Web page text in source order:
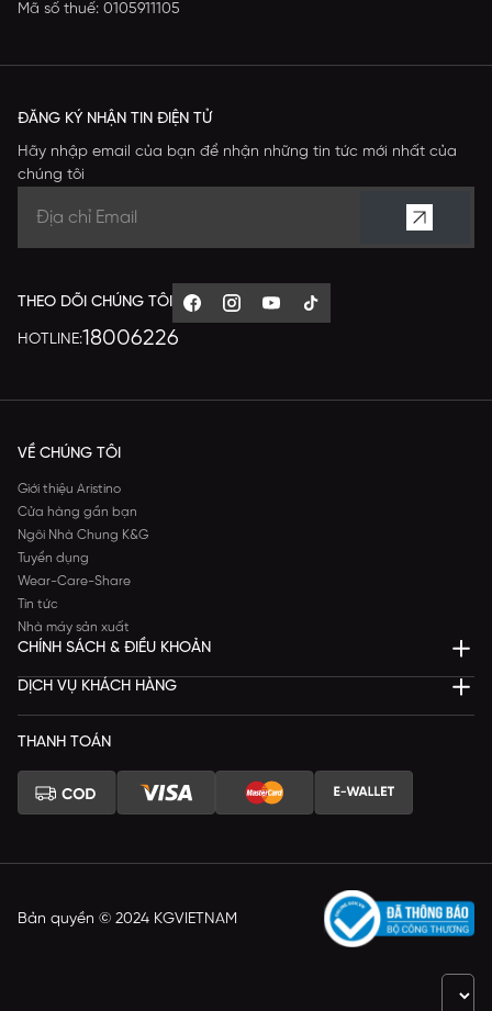
Mã số thuế: 0105911105
ĐĂNG KÝ NHẬN TIN ĐIỆN TỬ
Hãy nhập email của bạn để nhận những tin tức mới nhất của
chúng tôi
THEO DÕI CHÚNG TÔI
HOTLINE:18006226
VỀ CHÚNG TÔI
Giới thiệu Aristino
Cửa hàng gần bạn
Ngôi Nhà Chung K&G
Tuyển dụng
Wear-Care-Share
Tin tức
Nhà máy sản xuất
CHÍNH SÁCH & ĐIỀU KHOẢN
DỊCH VỤ KHÁCH HÀNG
THANH TOÁN
Bản quyền © 2024 KGVIETNAM